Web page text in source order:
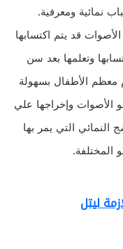
نمائية ومعرفية.
قد يتم اكتسابها
وتعلمها بعد سن
معظم الأطفال بسهولة
الأصوات وإخراجها علي
النمائي التي يمر بها
المختلفة.
ليتل